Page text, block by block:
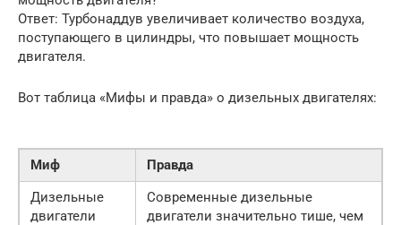
Ответ: Турбонаддув увеличивает количество воздуха,
поступающего в цилиндры, что повышает мощность
двигателя.
Вот таблица «Мифы и правда» о дизельных двигателях:
Миф
Правда
Дизельные
двигатели
Современные дизельные
двигатели значительно тише, чем